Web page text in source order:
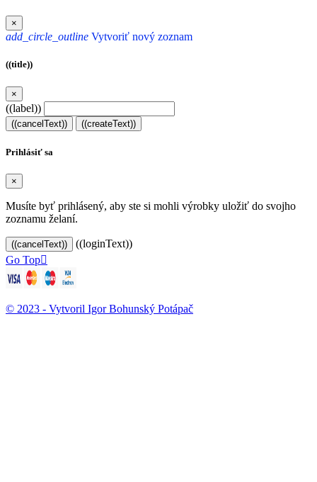
×
add_circle_outline Vytvoriť nový zoznam
((title))
×
((label))
((cancelText)) ((createText))
Prihlásiť sa
×
Musíte byť prihlásený, aby ste si mohli výrobky uložiť do svojho
zoznamu želaní.
((cancelText))
((loginText))
Go Top
© 2023 - Vytvoril Igor Bohunský Potápač